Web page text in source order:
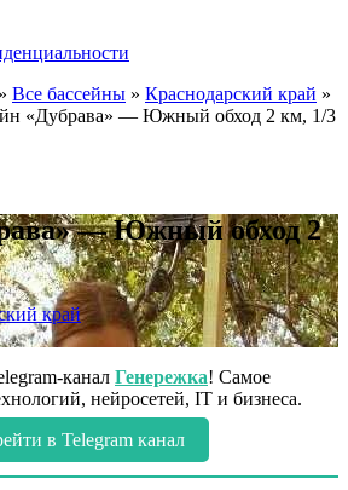
» Все бассейны » Краснодарский край »
«Дубрава» — Южный обход 2 км, 1/3
— Южный обход 2
край
канал Генережка! Самое
нейросетей, IT и бизнеса.
в Telegram канал